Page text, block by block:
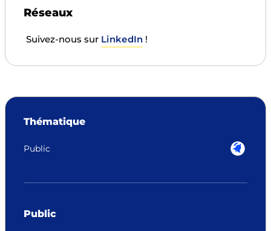
Réseaux
Suivez-nous sur LinkedIn !
Thématique
Public
Public